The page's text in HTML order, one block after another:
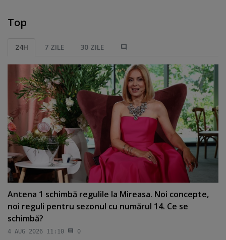
Top
24H 7 ZILE 30 ZILE
Antena 1 schimbă regulile la Mireasa. Noi concepte,
noi reguli pentru sezonul cu numărul 14. Ce se
schimbă?
4 AUG 2026 11:10 0